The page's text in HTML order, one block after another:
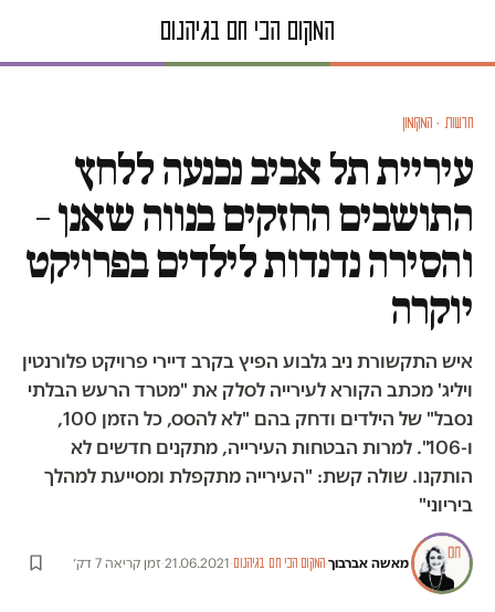
חדשות · המקומון
עיריית תל אביב נכנעה ללחץ
התושבים החזקים בנווה שאנן –
והסירה נדנדות לילדים בפרויקט
יוקרה
איש התקשורת ניב גלבוע הפיץ בקרב דיירי פרויקט פלורנטין
ויליג' מכתב הקורא לעירייה לסלק את "מטרד הרעש הבלתי
נסבל" של הילדים ודחק בהם "לא להסס, כל הזמן 100,
ו-106". למרות הבטחות העירייה, מתקנים חדשים לא
הותקנו. שולה קשת: "העירייה מתקפלת ומסייעת למהלך
ביריוני"
מאשה אברבוך·המקום הכי חם בגיהנום·
21.06.2021
·זמן קריאה 7 דק׳